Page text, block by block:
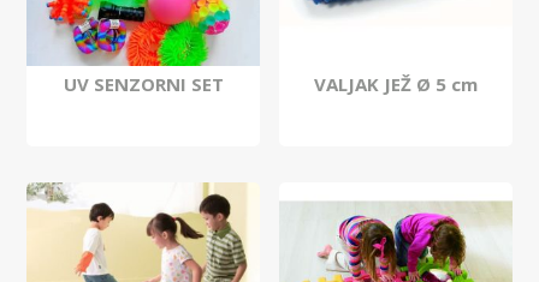
UV SENZORNI SET VALJAK JEŽ Ø 5 cm